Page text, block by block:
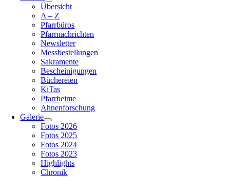
Übersicht
A – Z
Pfarrbüros
Pfarrnachrichten
Newsletter
Messbestellungen
Sakramente
Bescheinigungen
Büchereien
KiTas
Pfarrheime
Ahnenforschung
Galerie
Fotos 2026
Fotos 2025
Fotos 2024
Fotos 2023
Highlights
Chronik